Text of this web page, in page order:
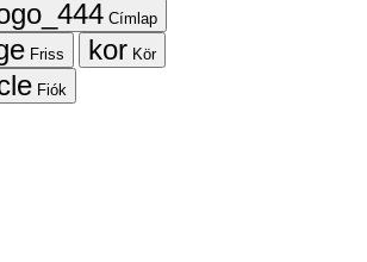
Címlap
Friss
Kör
Fiók